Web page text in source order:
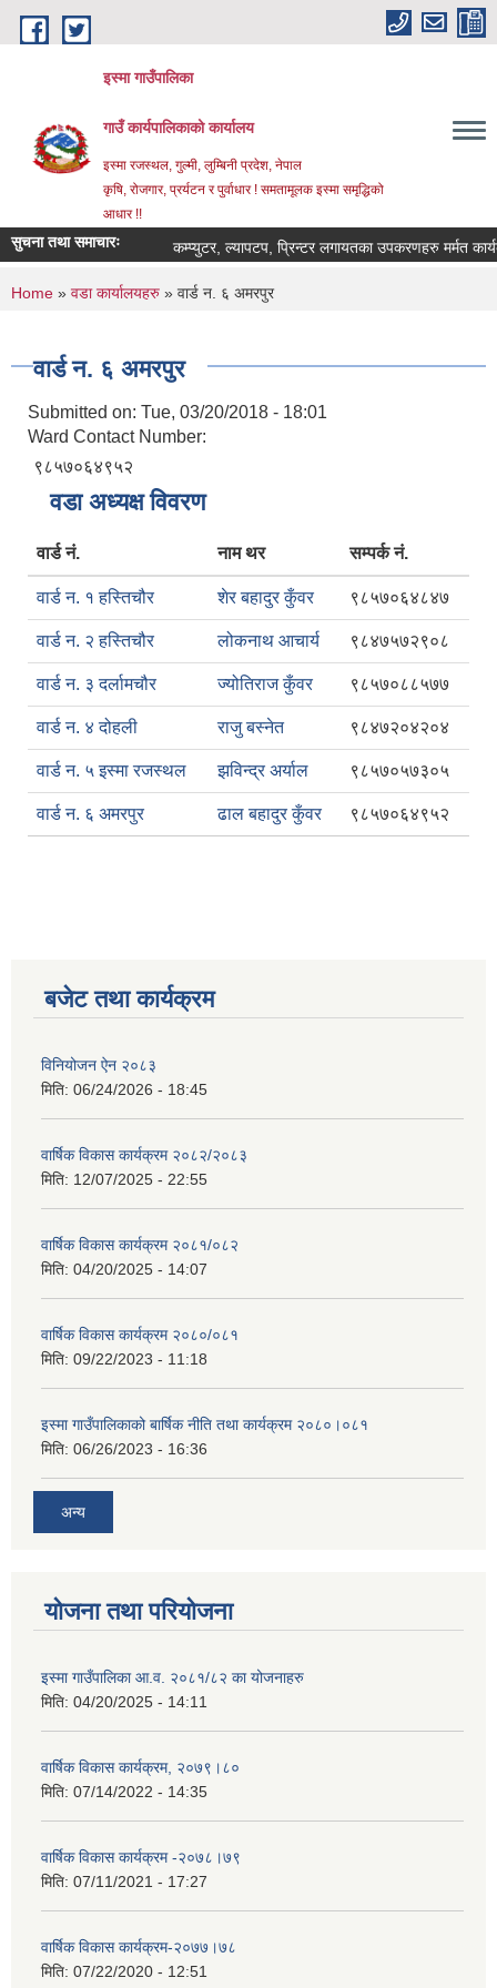
Skip to main content
इस्मा गाउँपालिका
गाउँ कार्यपालिकाको कार्यालय
इस्मा रजस्थल, गुल्मी, लुम्बिनी प्रदेश, नेपाल
कृषि, रोजगार, प्रर्यटन र पुर्वाधार ! समतामूलक इस्मा समृद्धिको
आधार !!
सुचना तथा समाचारः कम्प्युटर, ल्यापटप, प्रिन्टर लगायतका उपकरणहरु मर्मत कार्यका
You are here
Home » वडा कार्यालयहरु » वार्ड न. ६ अमरपुर
वार्ड न. ६ अमरपुर
Submitted on: Tue, 03/20/2018 - 18:01
Ward Contact Number:
९८५७०६४९५२
वडा अध्यक्ष विवरण
वार्ड नं. नाम थर सम्पर्क नं.
वार्ड न. १ हस्तिचौर शेर बहादुर कुँवर ९८५७०६४८४७
वार्ड न. २ हस्तिचौर लोकनाथ आचार्य ९८४७५७२९०८
वार्ड न. ३ दर्लामचौर ज्योतिराज कुँवर ९८५७०८८५७७
वार्ड न. ४ दोहली राजु बस्नेत ९८४७२०४२०४
वार्ड न. ५ इस्मा रजस्थल झविन्द्र अर्याल ९८५७०५७३०५
वार्ड न. ६ अमरपुर ढाल बहादुर कुँवर ९८५७०६४९५२
बजेट तथा कार्यक्रम
विनियोजन ऐन २०८३
मिति: 06/24/2026 - 18:45
वार्षिक विकास कार्यक्रम २०८२/२०८३
मिति: 12/07/2025 - 22:55
वार्षिक विकास कार्यक्रम २०८१/०८२
मिति: 04/20/2025 - 14:07
वार्षिक विकास कार्यक्रम २०८०/०८१
मिति: 09/22/2023 - 11:18
इस्मा गाउँपालिकाको बार्षिक नीति तथा कार्यक्रम २०८०।०८१
मिति: 06/26/2023 - 16:36
अन्य
योजना तथा परियोजना
इस्मा गाउँपालिका आ.व. २०८१/८२ का योजनाहरु
मिति: 04/20/2025 - 14:11
वार्षिक विकास कार्यक्रम, २०७९।८०
मिति: 07/14/2022 - 14:35
वार्षिक विकास कार्यक्रम -२०७८।७९
मिति: 07/11/2021 - 17:27
वार्षिक विकास कार्यक्रम-२०७७।७८
मिति: 07/22/2020 - 12:51